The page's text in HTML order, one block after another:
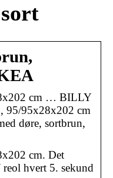
cm … BILLY
95/95x28x202 cm
døre, sortbrun,
cm. Det
hvert 5. sekund